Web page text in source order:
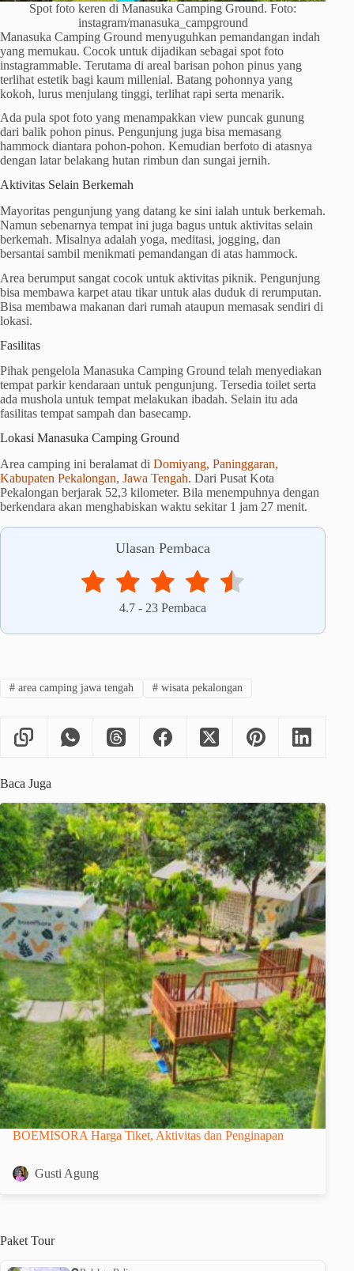
Spot foto keren di Manasuka Camping Ground. Foto:
instagram/manasuka_campground
Manasuka Camping Ground menyuguhkan pemandangan indah
yang memukau. Cocok untuk dijadikan sebagai spot foto
instagrammable. Terutama di areal barisan pohon pinus yang
terlihat estetik bagi kaum millenial. Batang pohonnya yang
kokoh, lurus menjulang tinggi, terlihat rapi serta menarik.
Ada pula spot foto yang menampakkan view puncak gunung
dari balik pohon pinus. Pengunjung juga bisa memasang
hammock diantara pohon-pohon. Kemudian berfoto di atasnya
dengan latar belakang hutan rimbun dan sungai jernih.
Aktivitas Selain Berkemah
Mayoritas pengunjung yang datang ke sini ialah untuk berkemah.
Namun sebenarnya tempat ini juga bagus untuk aktivitas selain
berkemah. Misalnya adalah yoga, meditasi, jogging, dan
bersantai sambil menikmati pemandangan di atas hammock.
Area berumput sangat cocok untuk aktivitas piknik. Pengunjung
bisa membawa karpet atau tikar untuk alas duduk di rerumputan.
Bisa membawa makanan dari rumah ataupun memasak sendiri di
lokasi.
Fasilitas
Pihak pengelola Manasuka Camping Ground telah menyediakan
tempat parkir kendaraan untuk pengunjung. Tersedia toilet serta
ada mushola untuk tempat melakukan ibadah. Selain itu ada
fasilitas tempat sampah dan basecamp.
Lokasi Manasuka Camping Ground
Area camping ini beralamat di Domiyang, Paninggaran,
Kabupaten Pekalongan, Jawa Tengah. Dari Pusat Kota
Pekalongan berjarak 52,3 kilometer. Bila menempuhnya dengan
berkendara akan menghabiskan waktu sekitar 1 jam 27 menit.
Ulasan Pembaca
4.7 - 23 Pembaca
#area camping jawa tengah #wisata pekalongan
Baca Juga
BOEMISORA Harga Tiket, Aktivitas dan Penginapan
Gusti Agung
Paket Tour